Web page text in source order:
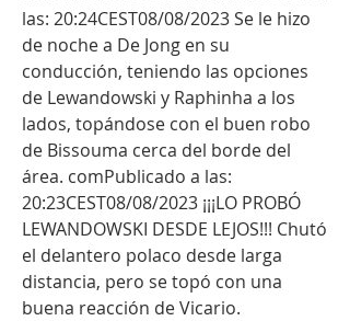
las: 20:24CEST08/08/2023 Se le hizo
de noche a De Jong en su
conducción, teniendo las opciones
de Lewandowski y Raphinha a los
lados, topándose con el buen robo
de Bissouma cerca del borde del
área. comPublicado a las:
20:23CEST08/08/2023 ¡¡¡LO PROBÓ
LEWANDOWSKI DESDE LEJOS!!! Chutó
el delantero polaco desde larga
distancia, pero se topó con una
buena reacción de Vicario.